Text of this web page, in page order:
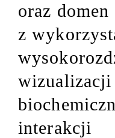
oraz
z
wizualizacji
interakcji